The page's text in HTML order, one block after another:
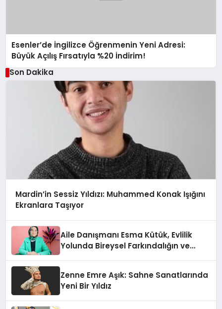
Esenler’de İngilizce Öğrenmenin Yeni Adresi:
Büyük Açılış Fırsatıyla %20 İndirim!
Son Dakika
Mardin’in Sessiz Yıldızı: Muhammed Konak Işığını
Ekranlara Taşıyor
Aile Danışmanı Esma Kütük, Evlilik
Yolunda Bireysel Farkındalığın ve
Zenne Emre Aşık: Sahne Sanatlarında
Yeni Bir Yıldız